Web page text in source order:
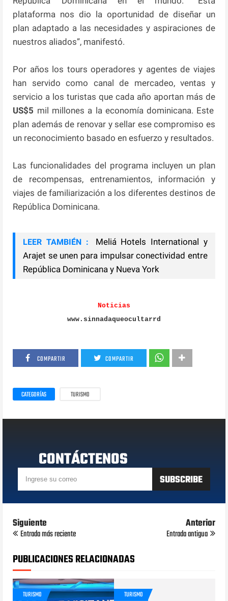
plataforma nos dio la oportunidad de diseñar un
plan adaptado a las necesidades y aspiraciones de
nuestros aliados”, manifestó.
Por años los tours operadores y agentes de viajes
han servido como canal de mercadeo, ventas y
servicio a los turistas que cada año aportan más de
US$5 mil millones a la economía dominicana. Este
plan además de renovar y sellar ese compromiso es
un reconocimiento basado en esfuerzo y resultados.
Las funcionalidades del programa incluyen un plan
de recompensas, entrenamientos, información y
viajes de familiarización a los diferentes destinos de
República Dominicana.
LEER TAMBIÉN :
Meliá Hotels International y
Arajet se unen para impulsar conectividad entre
República Dominicana y Nueva York
Noticias
www.sinnadaqueocultarrd
COMPARTIR COMPARTIR
CATEGORÍAS TURISMO
CONTÁCTENOS
Siguiente
Entrada más reciente
Anterior
Entrada antigua
PUBLICACIONES RELACIONADAS
TURISMO TURISMO